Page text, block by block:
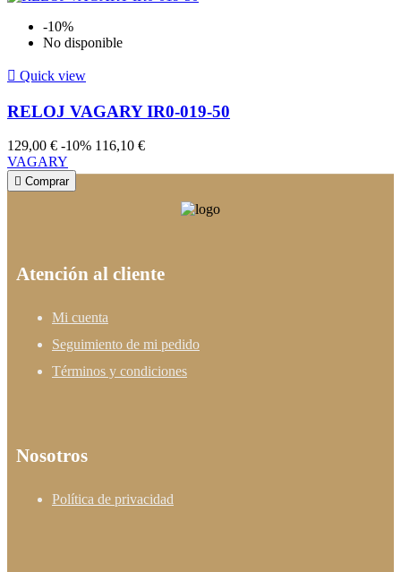
-10%
No disponible
 Quick view
RELOJ VAGARY IR0-019-50
129,00 € -10% 116,10 €
VAGARY
 Comprar
Atención al cliente
Mi cuenta
Seguimiento de mi pedido
Términos y condiciones
Nosotros
Política de privacidad